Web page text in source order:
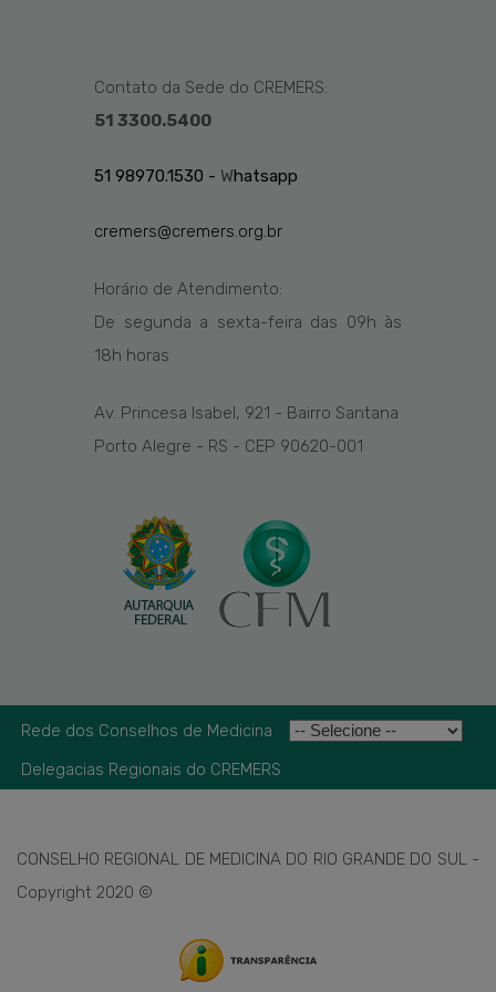
Contato da Sede do CREMERS:
51 3300.5400
51 98970.1530 - Whatsapp
cremers@cremers.org.br
Horário de Atendimento:
De segunda a sexta-feira das 09h às
18h horas
Av. Princesa Isabel, 921 - Bairro Santana
Porto Alegre - RS - CEP 90620-001
Rede dos Conselhos de Medicina
Delegacias Regionais do CREMERS
CONSELHO REGIONAL DE MEDICINA DO RIO GRANDE DO SUL -
Copyright 2020 ©